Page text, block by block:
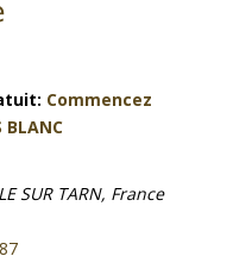
Commencez
SUR TARN, France